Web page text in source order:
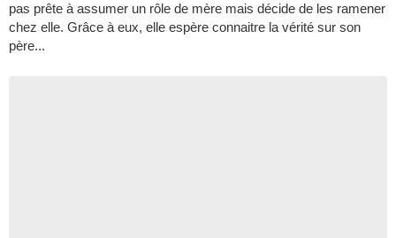
pas prête à assumer un rôle de mère mais décide de les ramener
chez elle. Grâce à eux, elle espère connaitre la vérité sur son
père...